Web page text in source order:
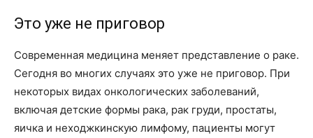
Это уже не приговор
Современная медицина меняет представление о раке.
Сегодня во многих случаях это уже не приговор. При
некоторых видах онкологических заболеваний,
включая детские формы рака, рак груди, простаты,
яичка и неходжкинскую лимфому, пациенты могут